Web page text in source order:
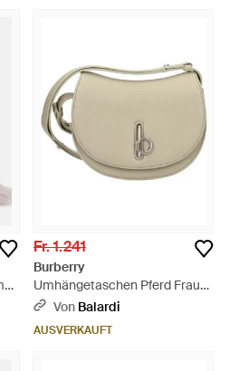
Fr. 1.241
Burberry
Umhängetaschen Pferd Frauen
Ledergrün/Jäger - Natur
Von Balardi
AUSVERKAUFT